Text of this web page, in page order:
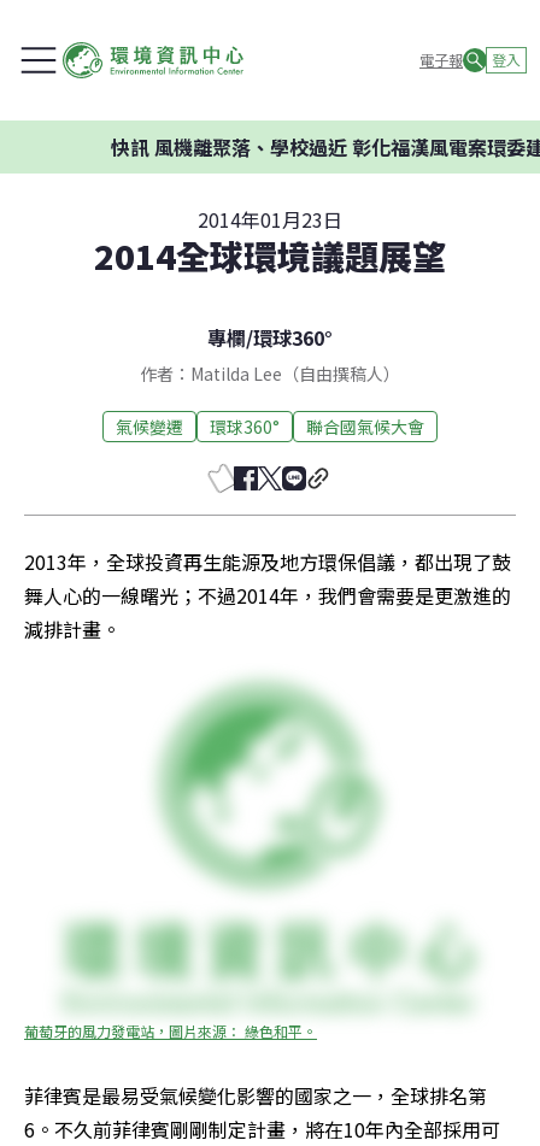
電子報 登入
快訊風機離聚落、學校過近 彰化福漢風電案環委建議
2014年01月23日
2014全球環境議題展望
專欄/環球360°
作者：Matilda Lee（自由撰稿人）
氣候變遷 環球360° 聯合國氣候大會
2013年，全球投資再生能源及地方環保倡議，都出現了鼓
舞人心的一線曙光；不過2014年，我們會需要是​​更激進的
減排計畫。
葡萄牙的風力發電站，圖片來源： 綠色和平。
菲律賓是最易受氣候變化影響的國家之一，全球排名第
6。不久前菲律賓剛剛制定計畫，將在10年內全部採用可